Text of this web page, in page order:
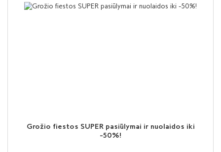
Grožio fiestos SUPER pasiūlymai ir nuolaidos iki
-50%!